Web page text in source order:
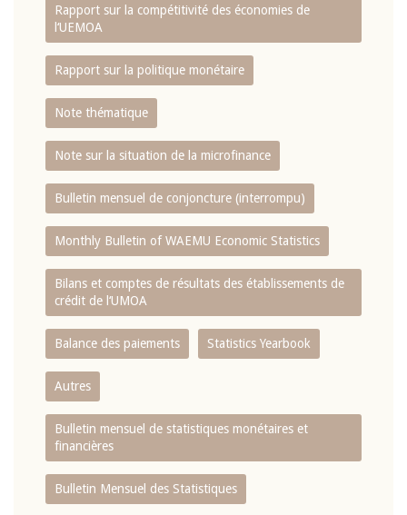
Rapport sur la compétitivité des économies de
l‘UEMOA
Rapport sur la politique monétaire
Note thématique
Note sur la situation de la microfinance
Bulletin mensuel de conjoncture (interrompu)
Monthly Bulletin of WAEMU Economic Statistics
Bilans et comptes de résultats des établissements de
crédit de l‘UMOA
Balance des paiements Statistics Yearbook
Autres
Bulletin mensuel de statistiques monétaires et
financières
Bulletin Mensuel des Statistiques